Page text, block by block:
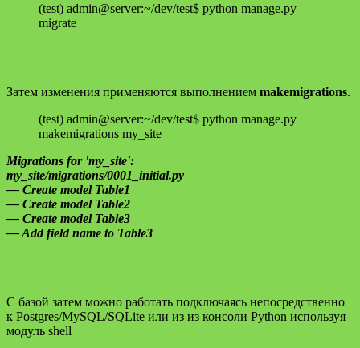
(test) admin@server:~/dev/test$ python manage.py
migrate
Затем изменения применяются выполнением makemigrations.
(test) admin@server:~/dev/test$ python manage.py
makemigrations my_site
Migrations for 'my_site':
my_site/migrations/0001_initial.py
— Create model Table1
— Create model Table2
— Create model Table3
— Add field name to Table3
С базой затем можно работать подключаясь непосредственно
к Postgres/MySQL/SQLite или из из консоли Python используя
модуль shell